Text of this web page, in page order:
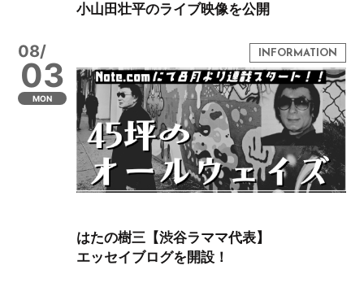
小山田壮平のライブ映像を公開
08/
03
MON
はたの樹三【渋谷ラママ代表】
エッセイブログを開設！